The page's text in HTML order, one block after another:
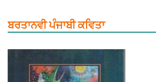
ਬਰਤਾਨਵੀ ਪੰਜਾਬੀ ਕਵਿਤਾ